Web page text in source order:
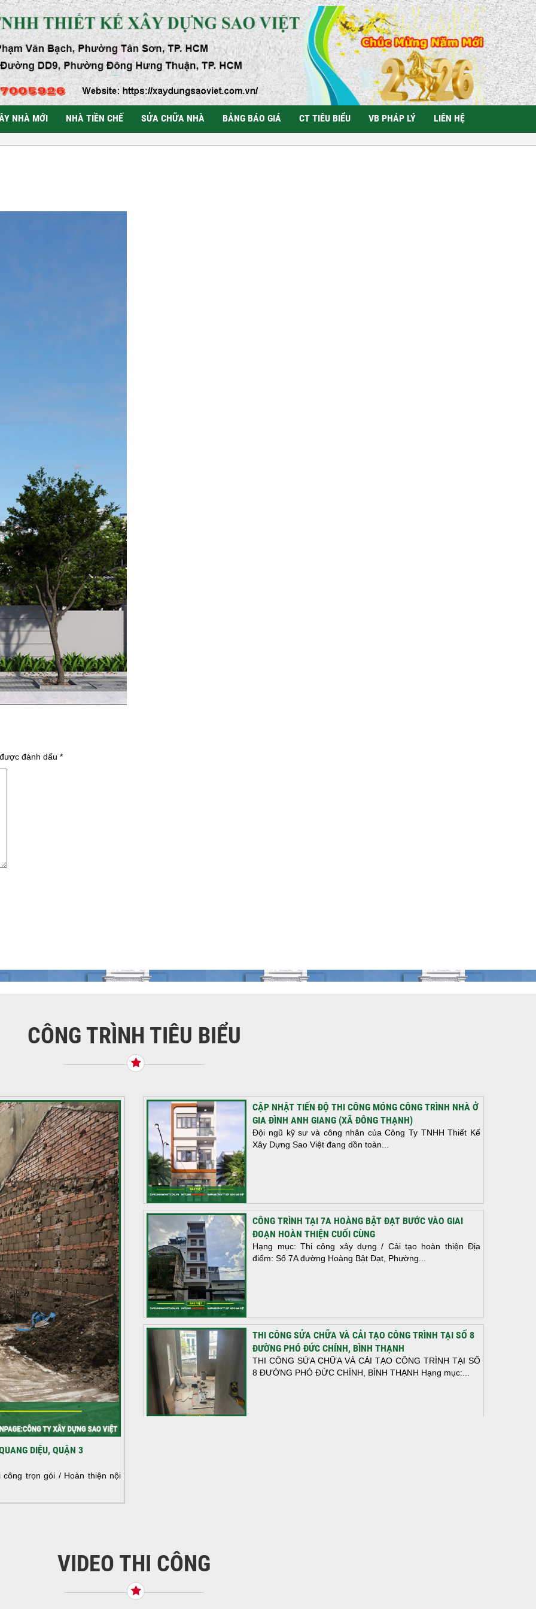
NHÀ MỚI NHÀ TIỀN CHẾ SỬA CHỮA NHÀ BẢNG BÁO GIÁ CT TIÊU BIỂU VB PHÁP LÝ LIÊN HỆ
đánh dấu *
CÔNG TRÌNH TIÊU BIỂU
DIỆU, QUẬN 3
trọn gói / Hoàn thiện nội
CẬP NHẬT TIẾN ĐỘ THI CÔNG MÓNG CÔNG TRÌNH NHÀ Ở
GIA ĐÌNH ANH GIANG (XÃ ĐÔNG THẠNH)
Đội ngũ kỹ sư và công nhân của Công Ty TNHH Thiết Kế
Xây Dựng Sao Việt đang dồn toàn...
CÔNG TRÌNH TẠI 7A HOÀNG BẬT ĐẠT BƯỚC VÀO GIAI
ĐOẠN HOÀN THIỆN CUỐI CÙNG
Hạng mục: Thi công xây dựng / Cải tạo hoàn thiện Địa
điểm: Số 7A đường Hoàng Bật Đạt, Phường...
THI CÔNG SỬA CHỮA VÀ CẢI TẠO CÔNG TRÌNH TẠI SỐ 8
ĐƯỜNG PHÓ ĐỨC CHÍNH, BÌNH THẠNH
THI CÔNG SỬA CHỮA VÀ CẢI TẠO CÔNG TRÌNH TẠI SỐ
8 ĐƯỜNG PHÓ ĐỨC CHÍNH, BÌNH THẠNH Hạng mục:...
VIDEO THI CÔNG